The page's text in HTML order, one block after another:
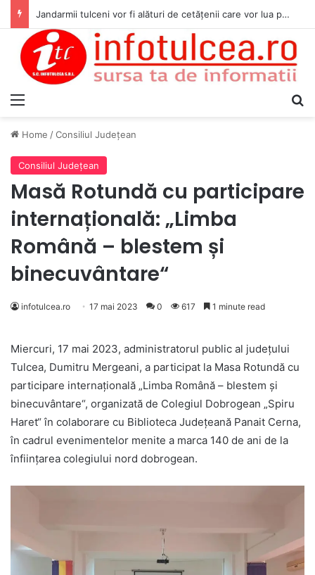
Jandarmii tulceni vor fi alături de cetățenii care vor lua parte la Festivalul Folk Țestos
Home /Consiliul Judeţean
Consiliul Judeţean
Masă Rotundă cu participare
internațională: „Limba
Română – blestem și
binecuvântare“
infotulcea.ro 17 mai 2023 0 617 1 minute read
Miercuri, 17 mai 2023, administratorul public al județului
Tulcea, Dumitru Mergeani, a participat la Masa Rotundă cu
participare internațională „Limba Română – blestem și
binecuvântare“, organizată de Colegiul Dobrogean „Spiru
Haret“ în colaborare cu Biblioteca Județeană Panait Cerna,
în cadrul evenimentelor menite a marca 140 de ani de la
înființarea colegiului nord dobrogean.